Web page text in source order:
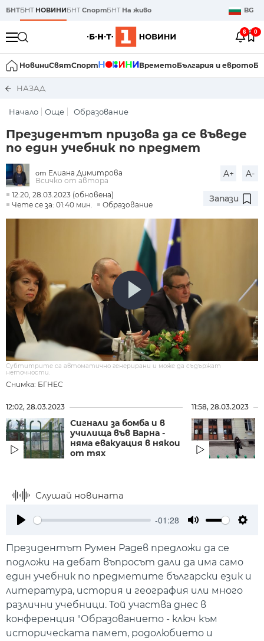
БНТБНТ НОВИНИБНТСпортБНТ На живо BG
6 0
НовиниСвятСпорт ВреметоБългария и еврото
НАЗАД
Начало Още Образование
Президентът призова да се въведе
по един учебник по предмет
от Елиана Димитрова
Всичко от автора
A+ A-
12:20, 28.03.2023 (обновена)
Чете се за: 01:40 мин.
Образование
Запази
Снимка: БГНЕС
Субтитрите са автоматично генерирани и може да съдържат
неточности.
12:02, 28.03.2023
Сигнали за бомба и в
училища във Варна -
няма евакуация в някои
от тях
11:58, 28.03.2023
Слушай новината
-01:28
Президентът Румен Радев предложи да се
подложи на дебат въпросът дали да има само
един учебник по предметите български език и
литература, история и география или много
различни учебници. Той участва днес в
конференция "Образованието - ключ към
историческата памет, родолюбието и